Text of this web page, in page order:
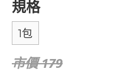
規格
1包
市價 179